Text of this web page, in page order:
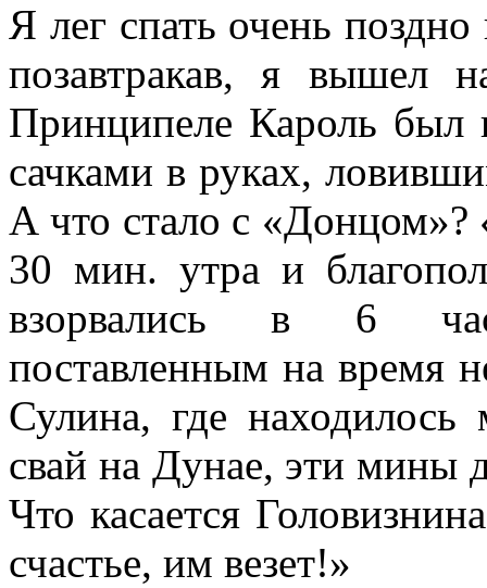
Я лег спать очень
позавтракав, я вышел
Принципеле Кароль был
сачками в руках,
А что стало с «Донцом»?
30 мин. утра и
взорвались в 6
поставленным на время
Сулина, где
свай на Дунае, эти мины
Что касается
счастье, им везет!»